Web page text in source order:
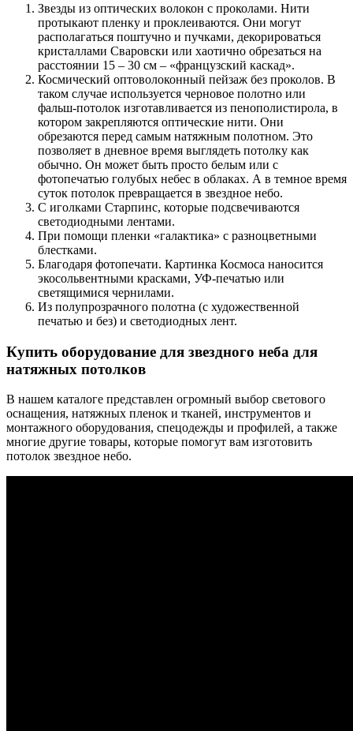
Звезды из оптических волокон с проколами. Нити
протыкают пленку и проклеиваются. Они могут
располагаться поштучно и пучками, декорироваться
кристаллами Сваровски или хаотично обрезаться на
расстоянии 15 – 30 см – «французский каскад».
Космический оптоволоконный пейзаж без проколов. В
таком случае используется черновое полотно или
фальш-потолок изготавливается из пенополистирола, в
котором закрепляются оптические нити. Они
обрезаются перед самым натяжным полотном. Это
позволяет в дневное время выглядеть потолку как
обычно. Он может быть просто белым или с
фотопечатью голубых небес в облаках. А в темное время
суток потолок превращается в звездное небо.
С иголками Старпинс, которые подсвечиваются
светодиодными лентами.
При помощи пленки «галактика» с разноцветными
блестками.
Благодаря фотопечати. Картинка Космоса наносится
экосольвентными красками, УФ-печатью или
светящимися чернилами.
Из полупрозрачного полотна (с художественной
печатью и без) и светодиодных лент.
Купить оборудование для звездного неба для
натяжных потолков
В нашем каталоге представлен огромный выбор светового
оснащения, натяжных пленок и тканей, инструментов и
монтажного оборудования, спецодежды и профилей, а также
многие другие товары, которые помогут вам изготовить
потолок звездное небо.